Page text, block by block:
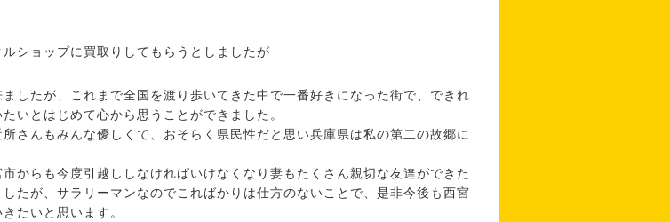
ショップに買取りしてもらうとしましたが
したが、これまで全国を渡り歩いてきた中で一番好きになった街で、できれ
いとはじめて心から思うことができました。
さんもみんな優しくて、おそらく県民性だと思い兵庫県は私の第二の故郷に
からも今度引越ししなければいけなくなり妻もたくさん親切な友達ができた
たが、サラリーマンなのでこればかりは仕方のないことで、是非今後も西宮
たいと思います。